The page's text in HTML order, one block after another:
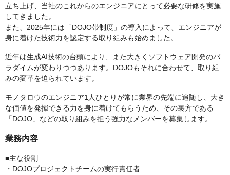
立ち上げ、当社のこれからのエンジニアにとって必要な研修を実施
してきました。
また、2025年には「DOJO帯制度」の導入によって、エンジニアが
身に着けた技術力を認定する取り組みも始めました。
近年は生成AI技術の台頭により、また大きくソフトウェア開発のパ
ラダイムが変わりつつあります。DOJOもそれに合わせて、取り組
みの変革を迫られています。
モノタロウのエンジニア1人ひとりが常に業界の先端に追随し、大き
な価値を発揮できる力を身に着けてもらうため、その裏方である
「DOJO」などの取り組みを担う強力なメンバーを募集します。
業務内容
■主な役割
・DOJOプロジェクトチームの実行責任者